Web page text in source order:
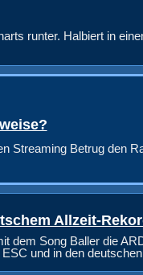
runter. Halbiert in
Streaming Betrug den
Allzeit-
dem Song Baller die
und in den